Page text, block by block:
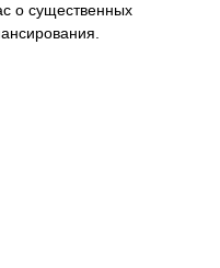
о существенных